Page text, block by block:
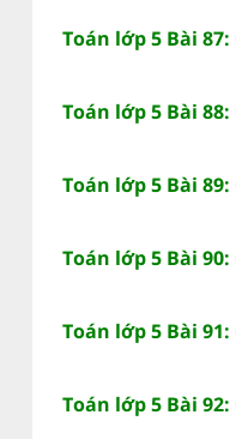
Toán lớp 5 Bài
Toán lớp 5 Bài
Toán lớp 5 Bài
Toán lớp 5 Bài
Toán lớp 5 Bài
Toán lớp 5 Bài